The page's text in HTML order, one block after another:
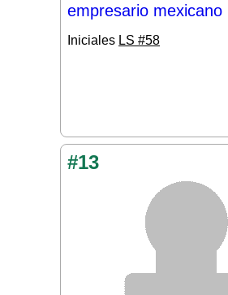
empresario mexicano
Iniciales LS #58
#13